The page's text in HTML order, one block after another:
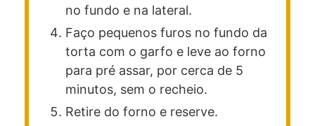
no fundo e na lateral.
Faço pequenos furos no fundo da
torta com o garfo e leve ao forno
para pré assar, por cerca de 5
minutos, sem o recheio.
Retire do forno e reserve.